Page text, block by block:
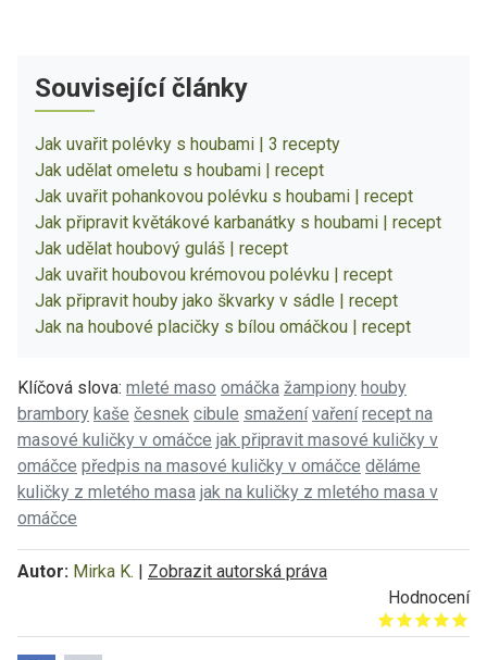
Související články
Jak uvařit polévky s houbami | 3 recepty
Jak udělat omeletu s houbami | recept
Jak uvařit pohankovou polévku s houbami | recept
Jak připravit květákové karbanátky s houbami | recept
Jak udělat houbový guláš | recept
Jak uvařit houbovou krémovou polévku | recept
Jak připravit houby jako škvarky v sádle | recept
Jak na houbové placičky s bílou omáčkou | recept
Klíčová slova: mleté maso omáčka žampiony houby
brambory kaše česnek cibule smažení vaření recept na
masové kuličky v omáčce jak připravit masové kuličky v
omáčce předpis na masové kuličky v omáčce děláme
kuličky z mletého masa jak na kuličky z mletého masa v
omáčce
Autor: Mirka K. | Zobrazit autorská práva
Hodnocení
Give it 1/5
Give it 2/5
Give it 3/5
Give it 4/5
Give it 5/5